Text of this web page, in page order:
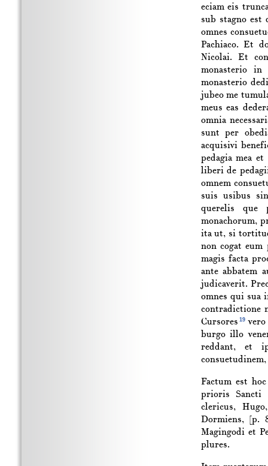
eciam eis
sub stagno est
omnes
Pachiaco. Et
Nicolai. Et
monasterio
monasterio
jubeo me
meus eas
omnia
sunt per
acquisivi
pedagia mea
liberi de
omnem
suis usibus
querelis que
monachorum,
ita ut, si
non cogat eum
magis facta
ante abbatem
judicaverit.
omnes qui sua
contradictione
Cursores 19vero
burgo illo
reddant, et
Factum est
prioris Sancti
clericus,
Dormiens,
[p.
Magingodi et
plures.